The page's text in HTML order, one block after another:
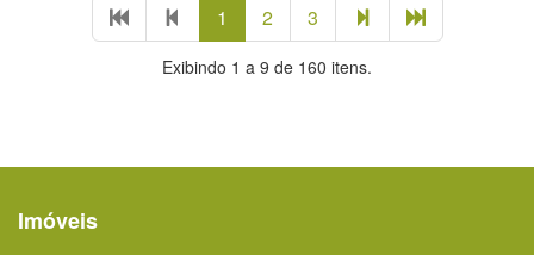
Primeira
página
Página
anterior
1 (página
atual)
2(página
atual)
3(página
atual)
Próxima
página
Última
página
Exibindo 1 a 9 de 160 itens.
Imóveis